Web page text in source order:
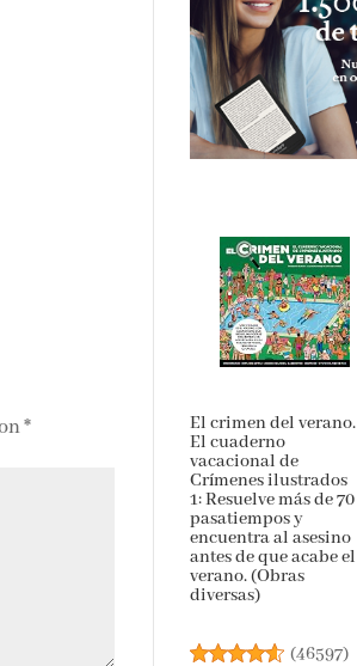
*
El crimen del verano.
El cuaderno
vacacional de
Crímenes ilustrados
1: Resuelve más de 70
pasatiempos y
encuentra al asesino
antes de que acabe el
verano. (Obras
diversas)
(46597)